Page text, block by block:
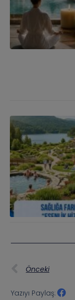
Önceki
Yazıyı Paylaş: